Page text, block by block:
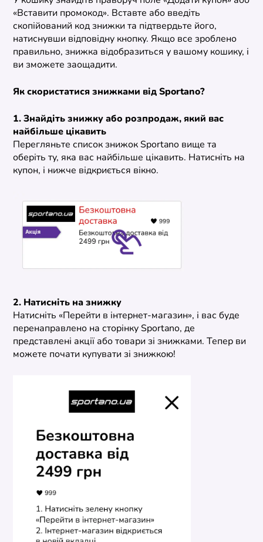
«Вставити промокод». Вставте або введіть
скопійований код знижки та підтвердьте його,
натиснувши відповідну кнопку. Якщо все зроблено
правильно, знижка відобразиться у вашому кошику, і
ви зможете заощадити.
Як скористатися знижками від Sportano?
1. Знайдіть знижку або розпродаж, який вас
найбільше цікавить
Перегляньте список знижок Sportano вище та
оберіть ту, яка вас найбільше цікавить. Натисніть на
купон, і нижче відкриється вікно.
2. Натисніть на знижку
Натисніть «Перейти в інтернет-магазин», і вас буде
перенаправлено на сторінку Sportano, де
представлені акції або товари зі знижками. Тепер ви
можете почати купувати зі знижкою!